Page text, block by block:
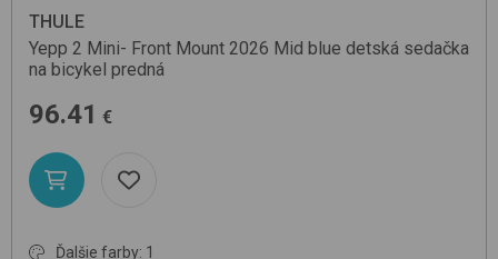
THULE
Yepp 2 Mini- Front Mount 2026 Mid blue detská sedačka
na bicykel predná
96.41 €
Ďalšie farby: 1